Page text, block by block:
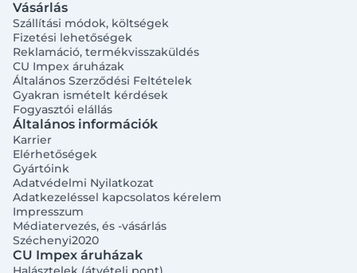
Vásárlás
Szállítási módok, költségek
Fizetési lehetőségek
Reklamáció, termékvisszaküldés
CU Impex áruházak
Általános Szerződési Feltételek
Gyakran ismételt kérdések
Fogyasztói elállás
Általános információk
Karrier
Elérhetőségek
Gyártóink
Adatvédelmi Nyilatkozat
Adatkezeléssel kapcsolatos kérelem
Impresszum
Médiatervezés, és -vásárlás
Széchenyi2020
CU Impex áruházak